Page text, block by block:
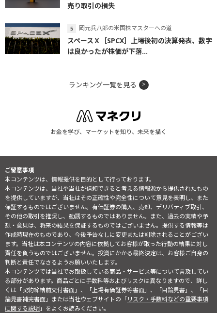
売り取引の損失
岡元兵八郎の米国株マスターへの道
スペースＸ［SPCX］上場後初の決算発表、数字
は良かったが株価が下落...
ランキング一覧を見る
お金を学び、マーケットを知り、未来を描く
ご留意事項
本コンテンツは、情報提供を目的として行っております。
本コンテンツは、当社や当社が信頼できると考える情報源から提供されたもの
を提供していますが、当社はその正確性や完全性について意見を表明し、また
保証するものではございません。有価証券の購入、売却、デリバティブ取引、
その他の取引を推奨し、勧誘するものではありません。また、過去の実績や予
想・意見は、将来の結果を保証するものではございません。提供する情報等は
作成時現在のものであり、今後予告なしに変更または削除されることがござい
ます。当社は本コンテンツの内容に依拠してお客様が取った行動の結果に対し
責任を負うものではございません。投資にかかる最終決定は、お客様ご自身の
判断と責任でなさるようお願いいたします。
本コンテンツでは当社でお取扱している商品・サービス等について言及してい
る部分があります。商品ごとに手数料等およびリスクは異なりますので、詳し
くは「契約締結前交付書面」、「上場有価証券等書面」、「目論見書」、「目
論見書補完書面」または当社ウェブサイトの「リスク・手数料などの重要事項
に関する説明」をよくお読みください。